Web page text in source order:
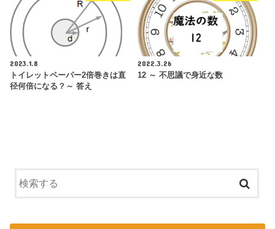
2023.1.8
トイレットペーパー2倍巻きは直
径何倍になる？～ 答え
2022.3.26
12 ～ 不思議で身近な数